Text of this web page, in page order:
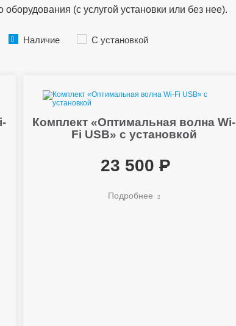
(с услугой установки или без нее).
Наличие С установкой
Комплект «Оптимальная волна Wi-
Fi USB» с установкой
23 500
Подробнее